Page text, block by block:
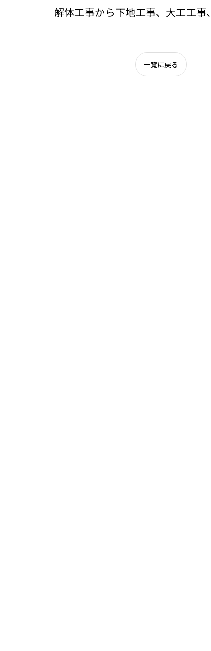
解体工事から下地工事、大工工
一覧に戻る